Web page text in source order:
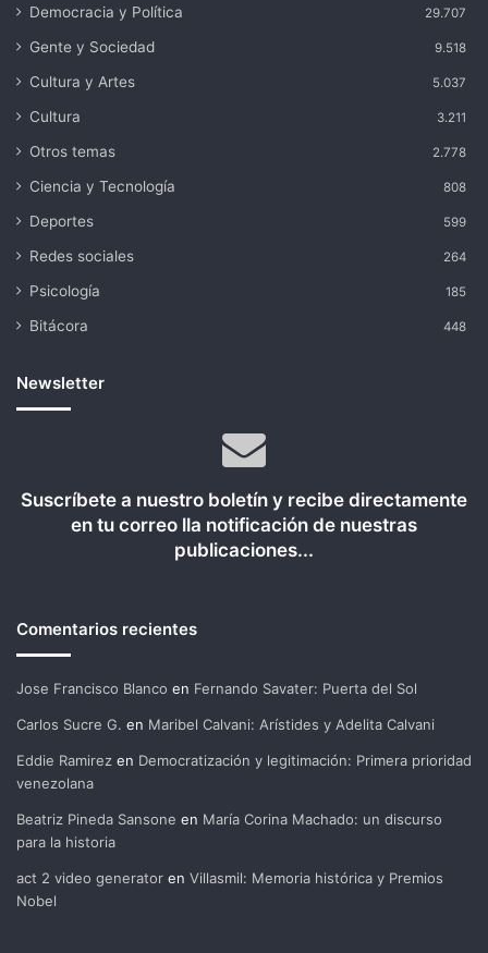
Democracia y Política 29.707
Gente y Sociedad 9.518
Cultura y Artes 5.037
Cultura 3.211
Otros temas 2.778
Ciencia y Tecnología 808
Deportes 599
Redes sociales 264
Psicología 185
Bitácora 448
Newsletter
Suscríbete a nuestro boletín y recibe directamente
en tu correo lla notificación de nuestras
publicaciones...
Comentarios recientes
Jose Francisco Blanco en Fernando Savater: Puerta del Sol
Carlos Sucre G. en Maribel Calvani: Arístides y Adelita Calvani
Eddie Ramirez en Democratización y legitimación: Primera prioridad
venezolana
Beatriz Pineda Sansone en María Corina Machado: un discurso
para la historia
act 2 video generator en Villasmil: Memoria histórica y Premios
Nobel